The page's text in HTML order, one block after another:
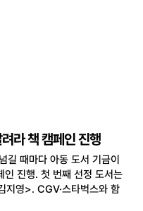
라 책 캠페인 진행
길 때마다 아동 도서 기금이
인 진행. 첫 번째 선정 도서는
지영>. CGV·스타벅스와 함